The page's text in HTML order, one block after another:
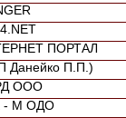
ПОРТАЛ
Данейко П.П.)
ООО
- М ОДО